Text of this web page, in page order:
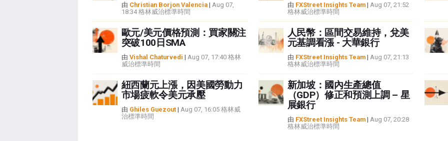
由 Christian Borjon Valencia| Aug 07,
18:34 格林威治標準時間
歐元/美元價格預測：買家關注
突破100日SMA
由 Vishal Chaturvedi | Aug 07, 17:40 格林
威治標準時間
紐西蘭元上漲，因美國勞動力
市場疲軟令美元承壓
由 Ghiles Guezout| Aug 07, 16:05 格林威
治標準時間
由 FXStreet Insights Team| Aug 07, 21:52
格林威治標準時間
人民幣：區間交易維持，兌美
元基調看漲 - 大華銀行
由 FXStreet Insights Team| Aug 07, 21:13
格林威治標準時間
新加坡：國內生產總值
（GDP）修正和預測上調 – 星
展銀行
由 FXStreet Insights Team| Aug 07, 20:28
格林威治標準時間